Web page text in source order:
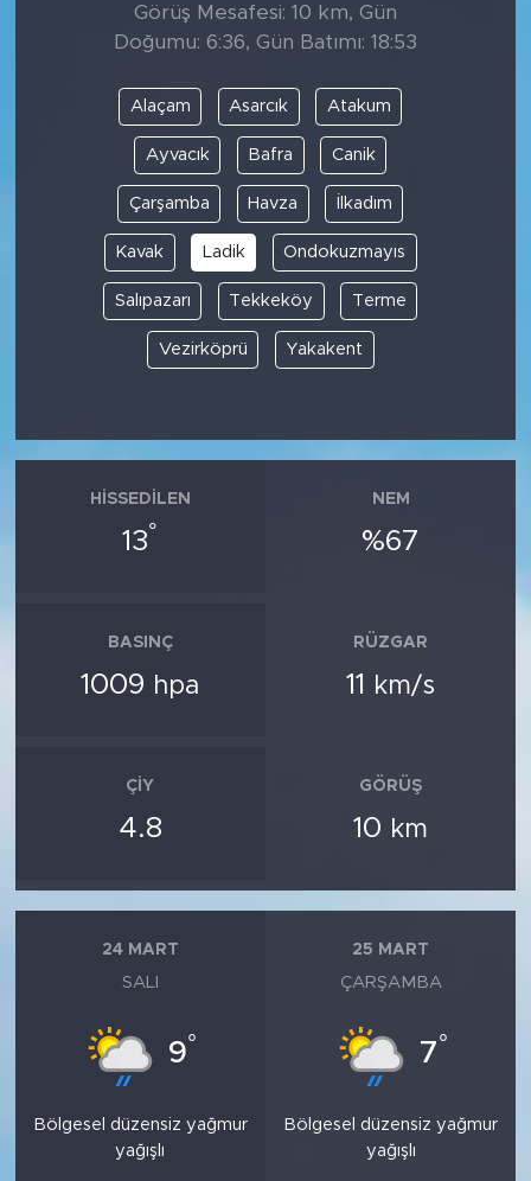
Görüş Mesafesi: 10 km, Gün
Doğumu: 6:36, Gün Batımı: 18:53
Alaçam Asarcık Atakum
Ayvacık Bafra Canik
Çarşamba Havza İlkadım
Kavak Ladik Ondokuzmayıs
Salıpazarı Tekkeköy Terme
Vezirköprü Yakakent
HISSEDILEN
13°
NEM
%67
BASINÇ
1009 hpa
RÜZGAR
11 km/s
ÇIY
4.8
GÖRÜŞ
10 km
24 MART
SALI
9°
Bölgesel düzensiz yağmur
yağışlı
25 MART
ÇARŞAMBA
7°
Bölgesel düzensiz yağmur
yağışlı